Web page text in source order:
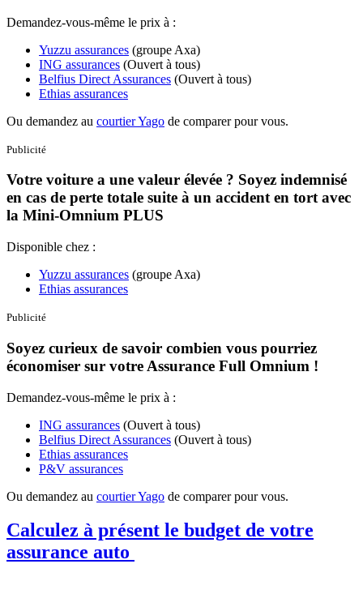
Demandez-vous-même le prix à :
Yuzzu assurances (groupe Axa)
ING assurances (Ouvert à tous)
Belfius Direct Assurances (Ouvert à tous)
Ethias assurances
Ou demandez au courtier Yago de comparer pour vous.
Publicité
Votre voiture a une valeur élevée ? Soyez indemnisé
en cas de perte totale suite à un accident en tort avec
la Mini-Omnium PLUS
Disponible chez :
Yuzzu assurances (groupe Axa)
Ethias assurances
Publicité
Soyez curieux de savoir combien vous pourriez
économiser sur votre Assurance Full Omnium !
Demandez-vous-même le prix à :
ING assurances (Ouvert à tous)
Belfius Direct Assurances (Ouvert à tous)
Ethias assurances
P&V assurances
Ou demandez au courtier Yago de comparer pour vous.
Calculez à présent le budget de votre
assurance auto